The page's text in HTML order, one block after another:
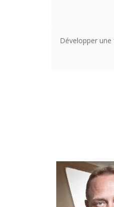
Développer